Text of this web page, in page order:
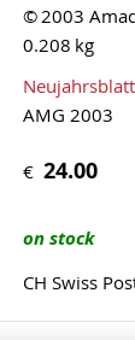
© 2003
0.208 kg
AMG 2003
€ 24.00
on stock
CH Swiss